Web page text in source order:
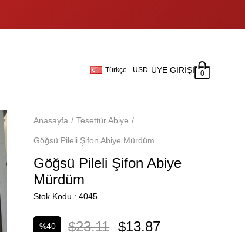
Türkçe - USD ÜYE GIRIŞI 0
Anasayfa Tesettür Abiye
Göğsü Pileli Şifon Abiye Mürdüm
Göğsü Pileli Şifon Abiye
Mürdüm
Stok Kodu 4045
%40 $23.11 $13.87